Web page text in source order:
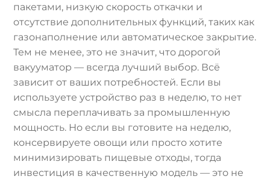
пакетами, низкую скорость откачки и
отсутствие дополнительных функций, таких как
газонаполнение или автоматическое закрытие.
Тем не менее, это не значит, что дорогой
вакууматор — всегда лучший выбор. Всё
зависит от ваших потребностей. Если вы
используете устройство раз в неделю, то нет
смысла переплачивать за промышленную
мощность. Но если вы готовите на неделю,
консервируете овощи или просто хотите
минимизировать пищевые отходы, тогда
инвестиция в качественную модель — это не